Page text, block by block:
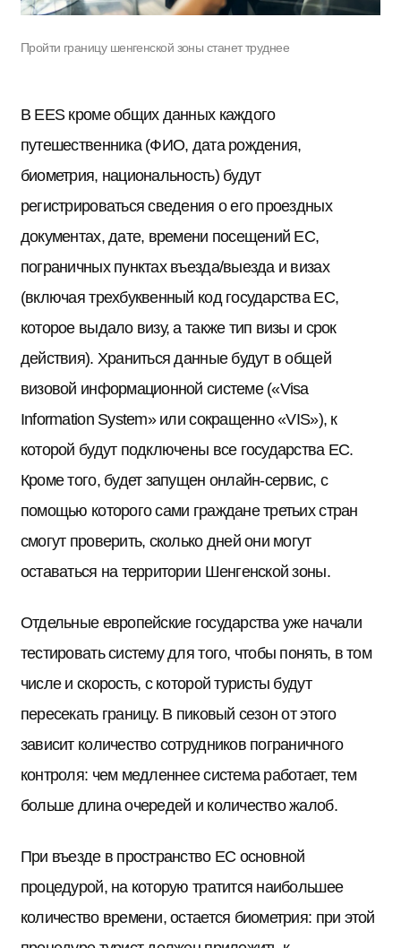
Пройти границу шенгенской зоны станет труднее
В EES кроме общих данных каждого
путешественника (ФИО, дата рождения,
биометрия, национальность) будут
регистрироваться сведения о его проездных
документах, дате, времени посещений ЕС,
пограничных пунктах въезда/выезда и визах
(включая трехбуквенный код государства ЕС,
которое выдало визу, а также тип визы и срок
действия). Храниться данные будут в общей
визовой информационной системе («Visa
Information System» или сокращенно «VIS»), к
которой будут подключены все государства ЕС.
Кроме того, будет запущен онлайн-сервис, с
помощью которого сами граждане третьих стран
смогут проверить, сколько дней они могут
оставаться на территории Шенгенской зоны.
Отдельные европейские государства уже начали
тестировать систему для того, чтобы понять, в том
числе и скорость, с которой туристы будут
пересекать границу. В пиковый сезон от этого
зависит количество сотрудников пограничного
контроля: чем медленнее система работает, тем
больше длина очередей и количество жалоб.
При въезде в пространство ЕС основной
процедурой, на которую тратится наибольшее
количество времени, остается биометрия: при этой